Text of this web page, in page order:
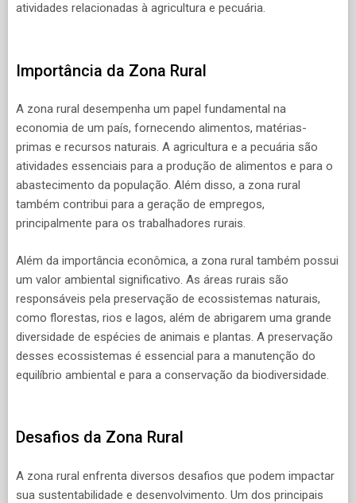
atividades relacionadas à agricultura e pecuária.
Importância da Zona Rural
A zona rural desempenha um papel fundamental na
economia de um país, fornecendo alimentos, matérias-
primas e recursos naturais. A agricultura e a pecuária são
atividades essenciais para a produção de alimentos e para o
abastecimento da população. Além disso, a zona rural
também contribui para a geração de empregos,
principalmente para os trabalhadores rurais.
Além da importância econômica, a zona rural também possui
um valor ambiental significativo. As áreas rurais são
responsáveis pela preservação de ecossistemas naturais,
como florestas, rios e lagos, além de abrigarem uma grande
diversidade de espécies de animais e plantas. A preservação
desses ecossistemas é essencial para a manutenção do
equilíbrio ambiental e para a conservação da biodiversidade.
Desafios da Zona Rural
A zona rural enfrenta diversos desafios que podem impactar
sua sustentabilidade e desenvolvimento. Um dos principais